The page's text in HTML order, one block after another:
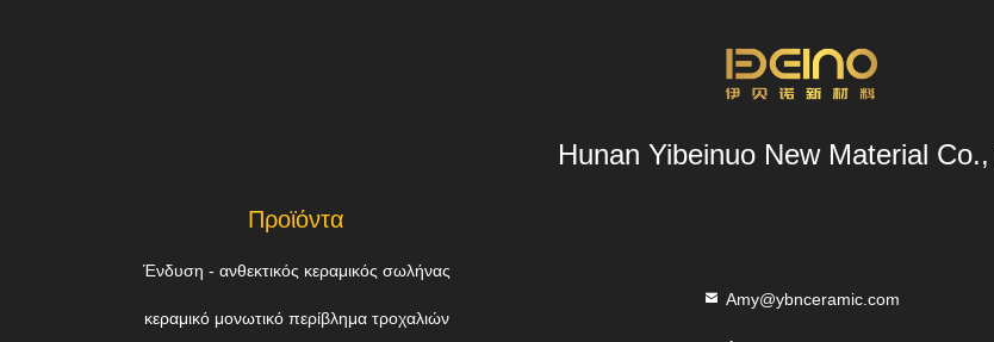
Hunan Yibeinuo New Material
Προϊόντα
Ένδυση - ανθεκτικός κεραμικός σωλήνας
κεραμικό μονωτικό περίβλημα τροχαλιών
Amy@ybnceramic.com